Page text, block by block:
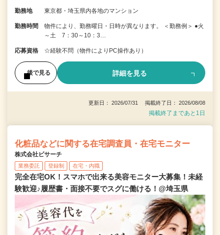
勤務地 東京都・埼玉県内各地のマンション
勤務時間
物件により、勤務曜日・日時が異なります。 ＜勤務例＞ ●火
～土 7：30～10：3…
応募資格 ☆経験不問（物件によりPC操作あり）
後で見る 詳細を見る
更新日： 2026/07/31 掲載終了日： 2026/08/08
掲載終了まであと1日
化粧品などに関する在宅調査員・在宅モニター
株式会社ビサーチ
業務委託 登録制 在宅・内職
完全在宅OK！スマホで出来る美容モニター大募集！未経
験歓迎♪履歴書・面接不要でスグに働ける！@埼玉県